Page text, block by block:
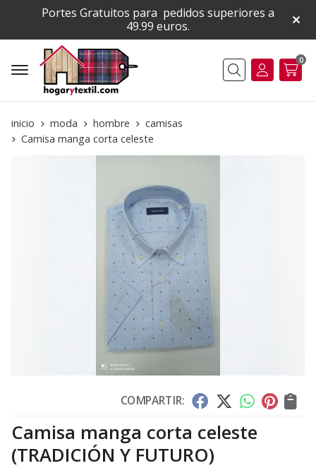
Portes Gratuitos para pedidos superiores a
49.99 euros.
Buscar
0
inicio moda hombre
camisas
Camisa manga corta celeste
COMPARTIR:
Camisa manga corta celeste
(TRADICIÓN Y FUTURO)